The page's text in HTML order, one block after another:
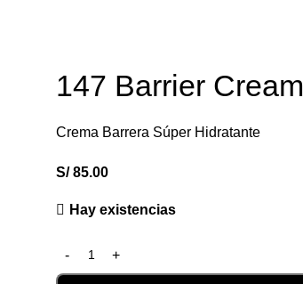
147 Barrier Cream
Crema Barrera Súper Hidratante
S/85.00
Hay existencias